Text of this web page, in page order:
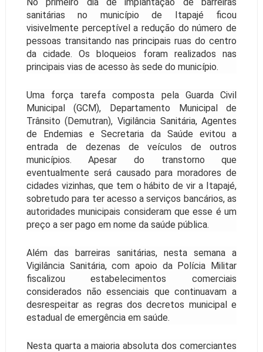
sanitárias no município de Itapajé ficou
visivelmente perceptível a redução do número de
pessoas transitando nas principais ruas do centro
da cidade. Os bloqueios foram realizados nas
principais vias de acesso às sede do município.
Uma força tarefa composta pela Guarda Civil
Municipal (GCM), Departamento Municipal de
Trânsito (Demutran), Vigilância Sanitária, Agentes
de Endemias e Secretaria da Saúde evitou a
entrada de dezenas de veículos de outros
municípios. Apesar do transtorno que
eventualmente será causado para moradores de
cidades vizinhas, que tem o hábito de vir a Itapajé,
sobretudo para ter acesso a serviços bancários, as
autoridades municipais consideram que esse é um
preço a ser pago em nome da saúde pública.
Além das barreiras sanitárias, nesta semana a
Vigilância Sanitária, com apoio da Polícia Militar
fiscalizou estabelecimentos comerciais
considerados não essenciais que continuavam a
desrespeitar as regras dos decretos municipal e
estadual de emergência em saúde.
Nesta quarta a maioria absoluta dos comerciantes